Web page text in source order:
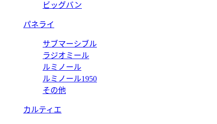
ビッグバン
パネライ
サブマーシブル
ラジオミール
ルミノール
ルミノール1950
その他
カルティエ